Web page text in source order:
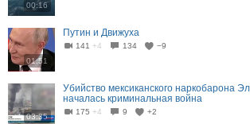
00:16
01:51
Путин и Движуха
141 +4 134 −9
03:35
Убийство мексиканского наркобарона
началась криминальная война
175 +4 9 +2